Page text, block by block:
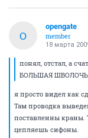
O
opengate
member
18 марта
понял, отстал, а
БОЛЬШАЯ ШВОЛОЧЬ
я просто видел как
Там проводка
поставленны краны.
цепляешь сифоны.